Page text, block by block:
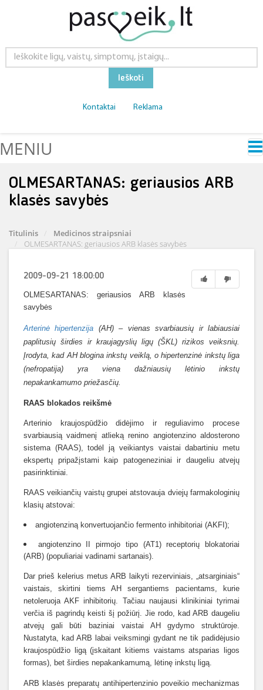
Ieškoti
Kontaktai Reklama
MENIU
OLMESARTANAS: geriausios ARB
klasės savybės
Titulinis
Medicinos straipsniai
OLMESARTANAS: geriausios ARB klasės savybės
2009-09-21 18:00:00
OLMESARTANAS: geriausios ARB klasės
savybės
Arterinė hipertenzija (AH) – vienas svarbiausių ir labiausiai
paplitusių širdies ir kraujagyslių ligų (ŠKL) rizikos veiksnių.
Įrodyta, kad AH blogina inkstų veiklą, o hipertenzinė inkstų liga
(nefropatija) yra viena dažniausių lėtinio inkstų
nepakankamumo priežasčių.
RAAS blokados reikšmė
Arterinio kraujospūdžio didėjimo ir reguliavimo procese
svarbiausią vaidmenį atlieką renino angiotenzino aldosterono
sistema (RAAS), todėl ją veikiantys vaistai dabartiniu metu
ekspertų pripažįstami kaip patogeneziniai ir daugeliu atvejų
pasirinktiniai.
RAAS veikiančių vaistų grupei atstovauja dviejų farmakologinių
klasių atstovai:
angiotenziną konvertuojančio fermento inhibitoriai (AKFI);
angiotenzino II pirmojo tipo (AT1) receptorių blokatoriai
(ARB) (populiariai vadinami sartanais).
Dar prieš kelerius metus ARB laikyti rezerviniais, „atsarginiais“
vaistais, skirtini tiems AH sergantiems pacientams, kurie
netoleruoja AKF inhibitorių. Tačiau naujausi klinikiniai tyrimai
verčia iš pagrindų keisti šį požiūrį. Jie rodo, kad ARB daugeliu
atvejų gali būti baziniai vaistai AH gydymo struktūroje.
Nustatyta, kad ARB labai veiksmingi gydant ne tik padidėjusio
kraujospūdžio ligą (įskaitant kitiems vaistams atsparias ligos
formas), bet širdies nepakankamumą, lėtinę inkstų ligą.
ARB klasės preparatų antihipertenzinio poveikio mechanizmas